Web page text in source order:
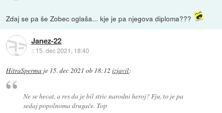
Zdaj se pa še Zobec oglaša... kje je pa njegova diploma???
Janez-22
:: 15. dec 2021, 18:40
HitraSperma je 15. dec 2021 ob 18:12 izjavil:
Ne se hecat, a res da je bil stric narodni heroj? Fju, to je pa
sedaj popolnoma drugače. Top